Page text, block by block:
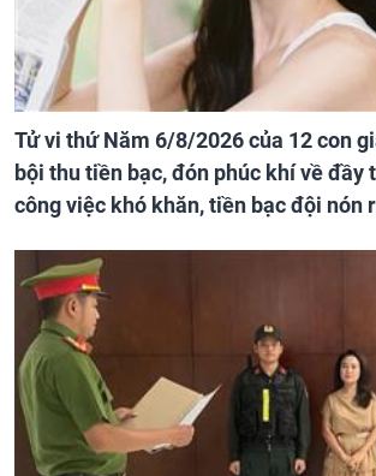
Tử vi thứ Năm 6/8/2026 của 12 con
bội thu tiền bạc, đón phúc khí về đầy
công việc khó khăn, tiền bạc đội nón